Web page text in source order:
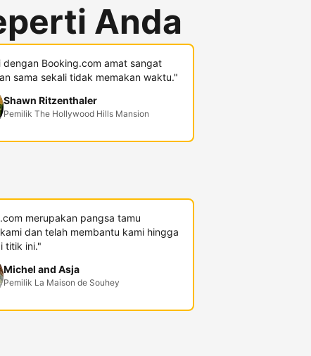
Anda
dengan Booking.com amat sangat
sama sekali tidak memakan waktu."
Shawn Ritzenthaler
Pemilik The Hollywood Hills Mansion
merupakan pangsa tamu
dan telah membantu kami hingga
titik ini."
Michel and Asja
Pemilik La Maison de Souhey